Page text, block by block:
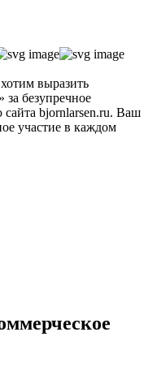
выразить
безупречное
bjornlarsen.ru. Ваш
участие в каждом